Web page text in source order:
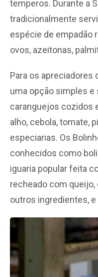
temperos. Durante a
tradicionalmente
espécie de empadão
ovos, azeitonas,
Para os apreciadores
uma opção simples e
caranguejos cozidos
alho, cebola, tomate,
especiarias. Os
conhecidos como
iguaria popular feita
recheado com queijo,
outros ingredientes,